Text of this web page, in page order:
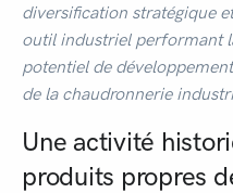
diversification stratégique
outil industriel performant
potentiel de
de la chaudronnerie
Une activité
produits propres